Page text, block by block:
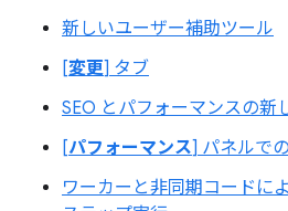
新しいユーザー補助ツール
[変更] タブ
SEO とパフォーマンスの新
[パフォーマンス] パネルで
ワーカーと非同期コードに